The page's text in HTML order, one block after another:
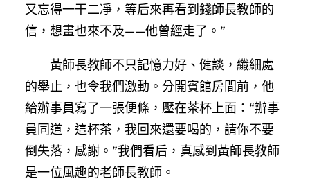
又忘得一干二凈，等后來再看到錢師長教師的
信，想畫也來不及——他曾經走了。”
黃師長教師不只記憶力好、健談，纖細處
的舉止，也令我們激動。分開賓館房間前，他
給辦事員寫了一張便條，壓在茶杯上面：“辦事
員同道，這杯茶，我回來還要喝的，請你不要
倒失落，感謝。”我們看后，真感到黃師長教師
是一位風趣的老師長教師。